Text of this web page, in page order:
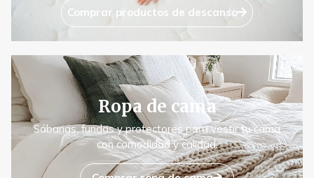
Comprar productos de descanso
Ropa de cama
Sábanas, fundas y protectores para vestir tu cama
con comodidad y calidad.